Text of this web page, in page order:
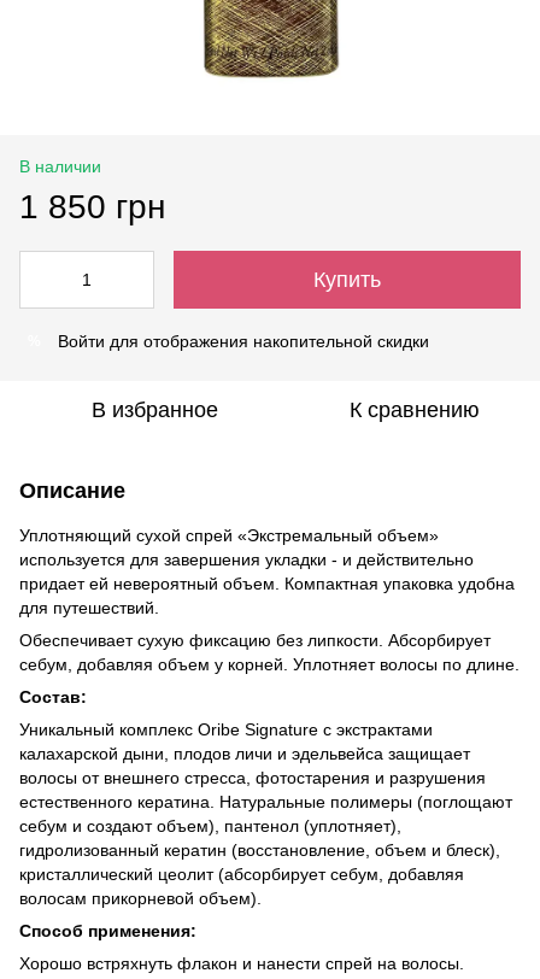
В наличии
1 850 грн
Купить
Войти для отображения накопительной скидки
В избранное К сравнению
Описание
Уплотняющий сухой спрей «Экстремальный объем»
используется для завершения укладки - и действительно
придает ей невероятный объем. Компактная упаковка удобна
для путешествий.
Обеспечивает сухую фиксацию без липкости. Абсорбирует
себум, добавляя объем у корней. Уплотняет волосы по длине.
Состав:
Уникальный комплекс Oribe Signature с экстрактами
калахарской дыни, плодов личи и эдельвейса защищает
волосы от внешнего стресса, фотостарения и разрушения
естественного кератина. Натуральные полимеры (поглощают
себум и создают объем), пантенол (уплотняет),
гидролизованный кератин (восстановление, объем и блеск),
кристаллический цеолит (абсорбирует себум, добавляя
волосам прикорневой объем).
Способ применения:
Хорошо встряхнуть флакон и нанести спрей на волосы.